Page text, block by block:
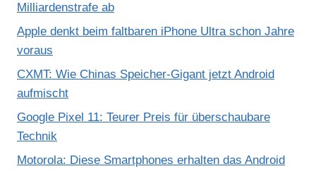
Milliardenstrafe ab
Apple denkt beim faltbaren iPhone Ultra schon Jahre
voraus
CXMT: Wie Chinas Speicher-Gigant jetzt Android
aufmischt
Google Pixel 11: Teurer Preis für überschaubare
Technik
Motorola: Diese Smartphones erhalten das Android